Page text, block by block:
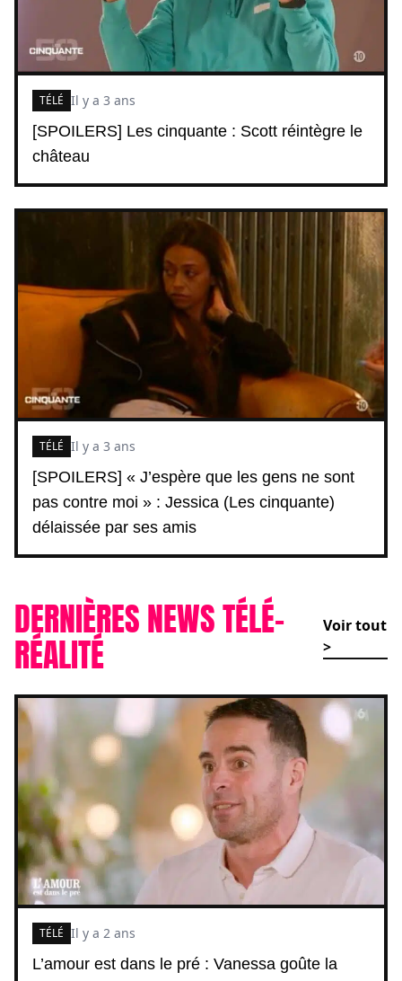
[SPOILERS] Les cinquante : Scott réintègre le
château
TÉLÉ Il y a 3 ans
[SPOILERS] « J’espère que les gens ne sont
pas contre moi » : Jessica (Les cinquante)
délaissée par ses amis
TÉLÉ Il y a 3 ans
DERNIÈRES NEWS TÉLÉ-
RÉALITÉ
Voir tout
>
L’amour est dans le pré : Vanessa goûte la
TÉLÉ Il y a 2 ans